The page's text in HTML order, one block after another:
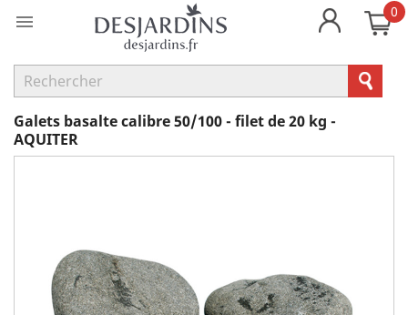
 0
Galets basalte calibre 50/100 - filet de 20 kg -
AQUITER